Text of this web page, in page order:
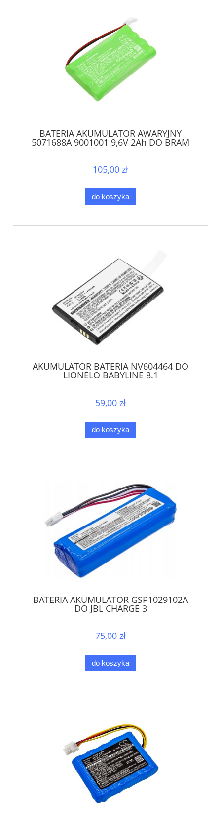
BATERIA AKUMULATOR AWARYJNY
5071688A 9001001 9,6V 2Ah DO BRAM
105,00 zł
do koszyka
AKUMULATOR BATERIA NV604464 DO
LIONELO BABYLINE 8.1
59,00 zł
do koszyka
BATERIA AKUMULATOR GSP1029102A
DO JBL CHARGE 3
75,00 zł
do koszyka